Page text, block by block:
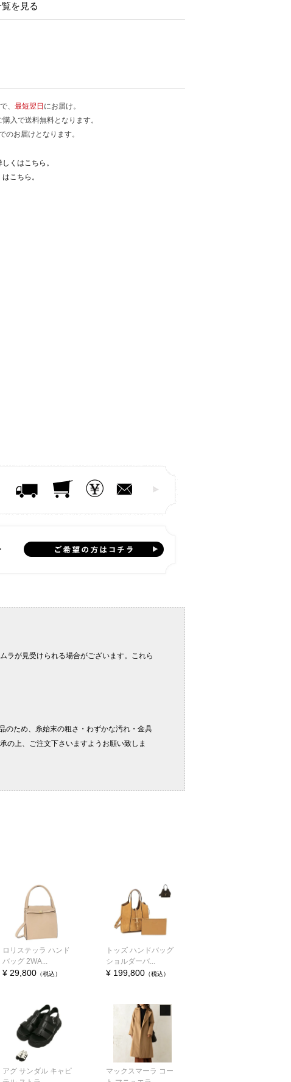
を見る
、 最短翌日 にお届け。
入で送料無料となります。
のお届けとなります。
くはこちら。
こちら。
ロリステッラ ハンド
バッグ 2WA...
¥ 29,800 （税込）
トッズ ハンドバッグ
ショルダーバ...
¥ 199,800 （税込）
アグ サンダル キャピ
マックスマーラ コー